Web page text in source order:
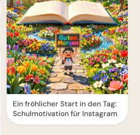
Ein fröhlicher Start in den Tag:
Schulmotivation für Instagram